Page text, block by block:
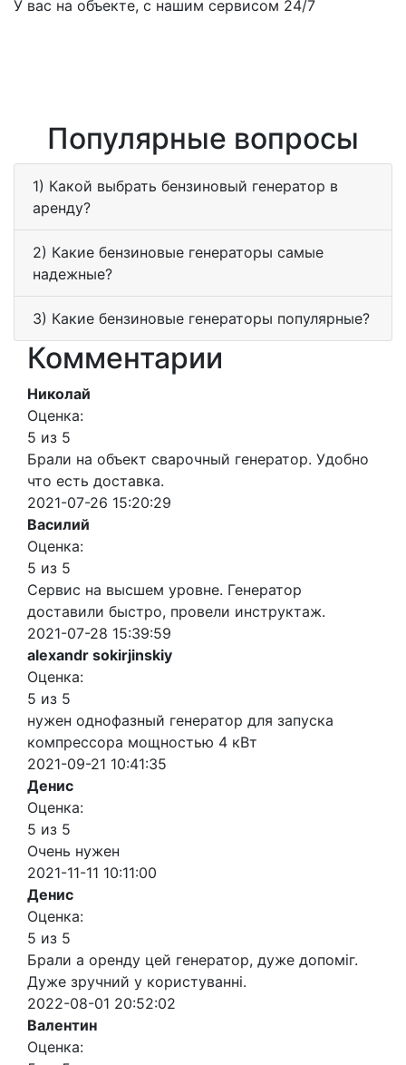
У вас на объекте, с нашим сервисом 24/7
Популярные вопросы
1) Какой выбрать бензиновый генератор в
аренду?
2) Какие бензиновые генераторы самые
надежные?
3) Какие бензиновые генераторы популярные?
Комментарии
Николай
Оценка:
5 из 5
Брали на объект сварочный генератор. Удобно
что есть доставка.
2021-07-26 15:20:29
Василий
Оценка:
5 из 5
Сервис на высшем уровне. Генератор
доставили быстро, провели инструктаж.
2021-07-28 15:39:59
alexandr sokirjinskiy
Оценка:
5 из 5
нужен однофазный генератор для запуска
компрессора мощностью 4 кВт
2021-09-21 10:41:35
Денис
Оценка:
5 из 5
Очень нужен
2021-11-11 10:11:00
Денис
Оценка:
5 из 5
Брали а оренду цей генератор, дуже допоміг.
Дуже зручний у користуванні.
2022-08-01 20:52:02
Валентин
Оценка: